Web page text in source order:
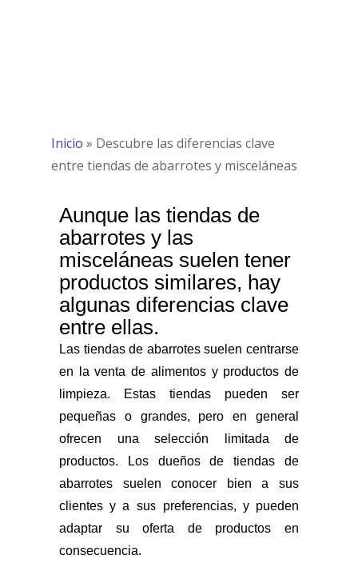
Inicio » Descubre las diferencias clave
entre tiendas de abarrotes y misceláneas
Aunque las tiendas de
abarrotes y las
misceláneas suelen tener
productos similares, hay
algunas diferencias clave
entre ellas.
Las tiendas de abarrotes suelen centrarse
en la venta de alimentos y productos de
limpieza. Estas tiendas pueden ser
pequeñas o grandes, pero en general
ofrecen una selección limitada de
productos. Los dueños de tiendas de
abarrotes suelen conocer bien a sus
clientes y a sus preferencias, y pueden
adaptar su oferta de productos en
consecuencia.